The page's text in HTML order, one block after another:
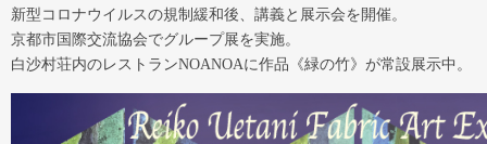
新型コロナウイルスの規制緩和後、講義と展示会を開催。
京都市国際交流協会でグループ展を実施。
白沙村荘内のレストランNOANOAに作品《緑の竹》が常設展示中。